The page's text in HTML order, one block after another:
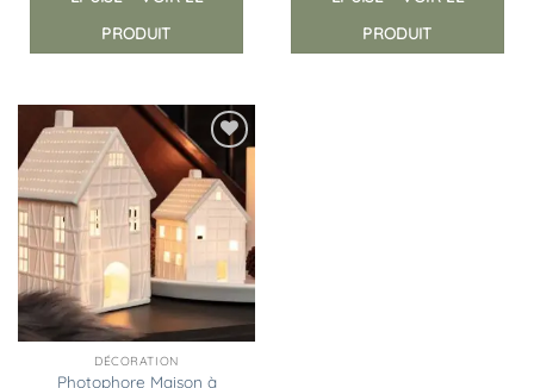
PRODUIT
PRODUIT
Ajouter
à la
liste
d’envies
DÉCORATION
Photophore Maison à